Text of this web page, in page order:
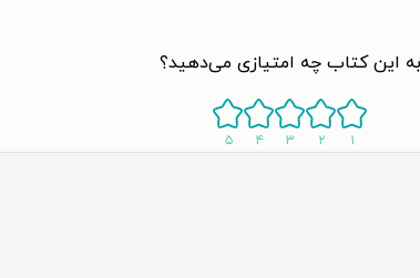
به این کتاب چه امتیازی می‌دهید؟
۱ ۲ ۳ ۴ ۵